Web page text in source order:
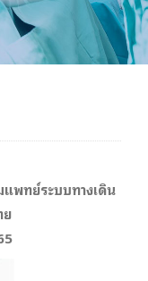
แพทย์ระบบทางเดิน
ย